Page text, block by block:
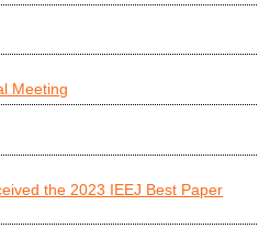
Meeting
the 2023 IEEJ Best Paper